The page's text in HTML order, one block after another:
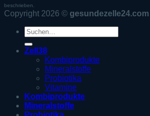
beschrieben.
Copyright 2026 © gesundezelle24.com
Suche
nach:
Zell38
Kombiprodukte
Mineralstoffe
Probiotika
Vitamine
Kombiprodukte
Mineralstoffe